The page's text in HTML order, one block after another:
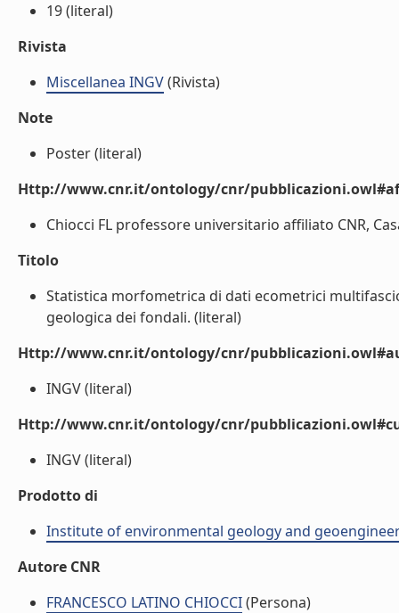
19 (literal)
Rivista
Miscellanea INGV(Rivista)
Note
Poster (literal)
Http://www.cnr.it/ontology/cnr/
Chiocci FL professore universitario affiliato CNR,
Titolo
Statistica morfometrica di dati ecometrici
geologica dei fondali. (literal)
Http://www.cnr.it/ontology/cnr/
INGV (literal)
Http://www.cnr.it/ontology/cnr/
INGV (literal)
Prodotto di
Institute of environmental geology and
Autore CNR
FRANCESCO LATINO CHIOCCI(Persona)